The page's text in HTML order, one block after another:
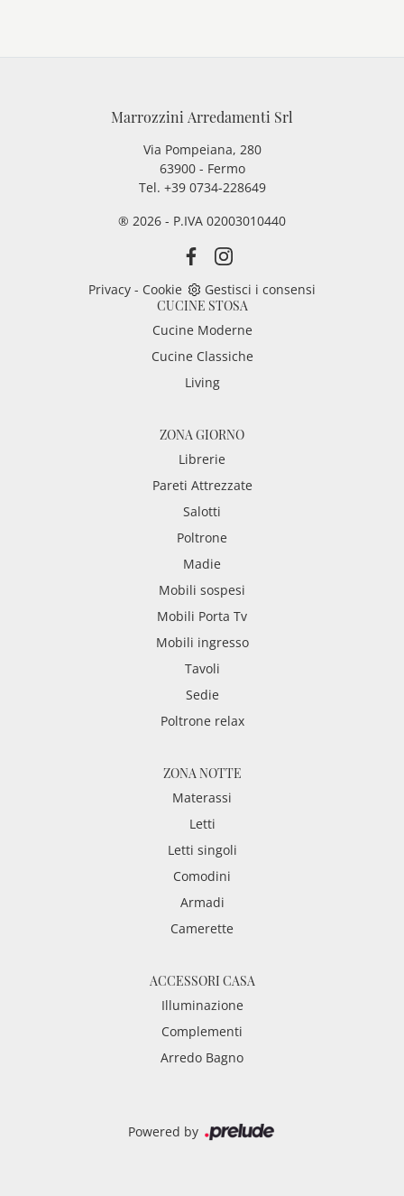
Marrozzini Arredamenti Srl
Via Pompeiana, 280
63900 - Fermo
Tel. +39 0734-228649
® 2026 - P.IVA 02003010440
Privacy - Cookie
Gestisci i consensi
CUCINE STOSA
Cucine Moderne
Cucine Classiche
Living
ZONA GIORNO
Librerie
Pareti Attrezzate
Salotti
Poltrone
Madie
Mobili sospesi
Mobili Porta Tv
Mobili ingresso
Tavoli
Sedie
Poltrone relax
ZONA NOTTE
Materassi
Letti
Letti singoli
Comodini
Armadi
Camerette
ACCESSORI CASA
Illuminazione
Complementi
Arredo Bagno
Powered by